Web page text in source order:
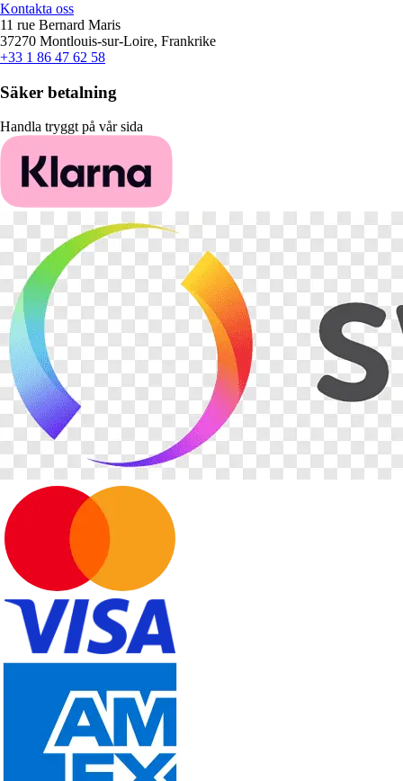
Kontakta oss
11 rue Bernard Maris
37270 Montlouis-sur-Loire, Frankrike
+33 1 86 47 62 58
Säker betalning
Handla tryggt på vår sida